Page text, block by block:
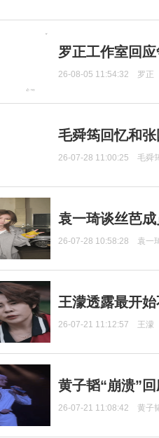
罗正工作室回
26-08-05 11:54:32 罗正
毛舜筠回忆和
26-07-28 11:00:25 毛舜
袁一琦谈丝芭
26-07-28 10:58:28 袁一
王濛透露最开
26-07-21 11:12:57 王濛
黄子韬“崩溃”
26-07-21 11:08:42 黄子